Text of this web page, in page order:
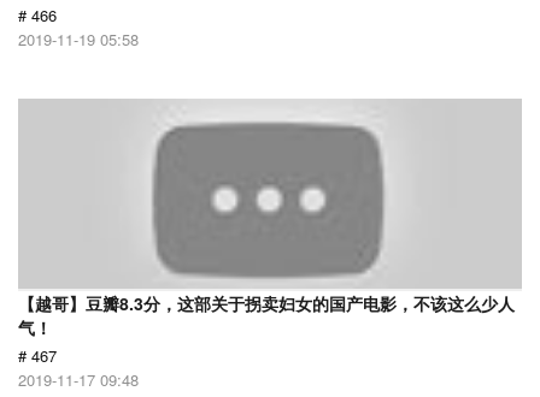
# 466
2019-11-19 05:58
【越哥】豆瓣8.3分，这部关于拐卖妇女的国产电影，不该这么少人
气！
# 467
2019-11-17 09:48